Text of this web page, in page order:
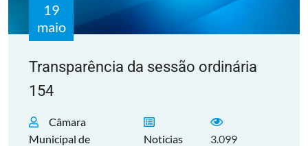
19
maio
Transparência da sessão ordinária
154
Câmara
Municipal de
Noticias
3.099